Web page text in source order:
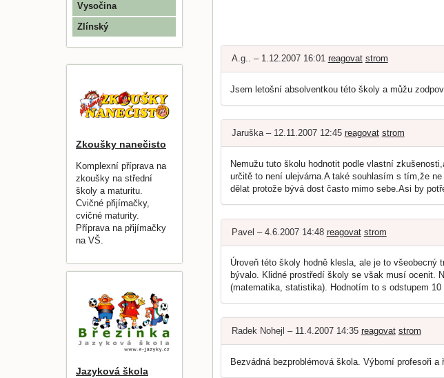
Vysočina
Zlínský
Zkoušky nanečisto
Komplexní příprava na
zkoušky na střední
školy a maturitu.
Cvičné přijímačky,
cvičné maturity.
Příprava na přijímačky
na VŠ.
Jazyková škola
A.g.. – 1.12.2007 16:01 reagovat strom
Jsem letošní absolventkou této školy a můžu
Jaruška – 12.11.2007 12:45 reagovat strom
Nemužu tuto školu hodnotit podle vlastní
určitě to není ulejvárna.A také souhlasím s tím,že
dělat protože bývá dost často mimo sebe.Asi by
Pavel – 4.6.2007 14:48 reagovat strom
Úroveň této školy hodně klesla, ale je to
bývalo. Klidné prostředí školy se však musí ocenit.
(matematika, statistika). Hodnotím to s odstupem
Radek Nohejl – 11.4.2007 14:35 reagovat strom
Bezvádná bezproblémová škola. Výborní profesoři